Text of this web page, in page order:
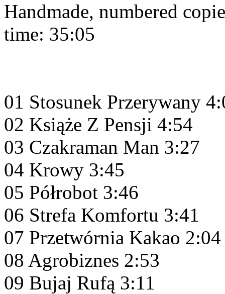
Handmade, numbered
time: 35:05
01 Stosunek Przerywany
02 Książe Z Pensji 4:54
03 Czakraman Man 3:27
04 Krowy 3:45
05 Półrobot 3:46
06 Strefa Komfortu 3:41
07 Przetwórnia Kakao 2:04
08 Agrobiznes 2:53
09 Bujaj Rufą 3:11